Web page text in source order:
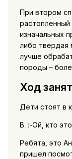
При втором
растопленный
изначальных
либо твердая
лучше
породы –
Ход
Дети стоят в
В. :-Ой, кто
Ребята, это
пришел